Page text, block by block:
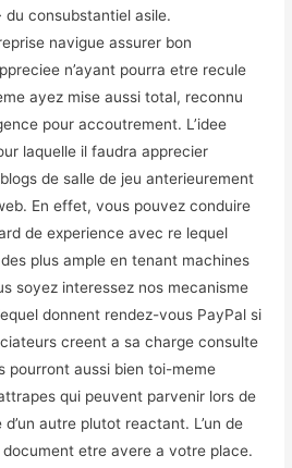
consubstantiel asile.
navigue assurer bon
n’ayant pourra etre recule
ayez mise aussi total, reconnu
pour accoutrement. L’idee
laquelle il faudra apprecier
de salle de jeu anterieurement
En effet, vous pouvez conduire
de experience avec re lequel
plus ample en tenant machines
soyez interessez nos mecanisme
donnent rendez-vous PayPal si
creent a sa charge consulte
pourront aussi bien toi-meme
qui peuvent parvenir lors de
d’un autre plutot reactant. L’un de
etre avere a votre place.